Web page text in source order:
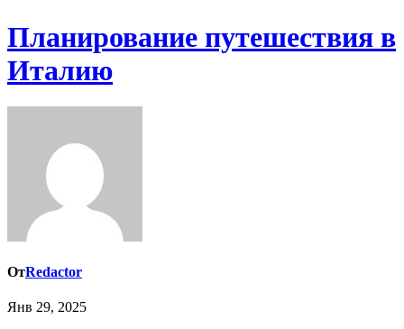
Планирование путешествия в
Италию
ОтRedactor
Янв 29, 2025